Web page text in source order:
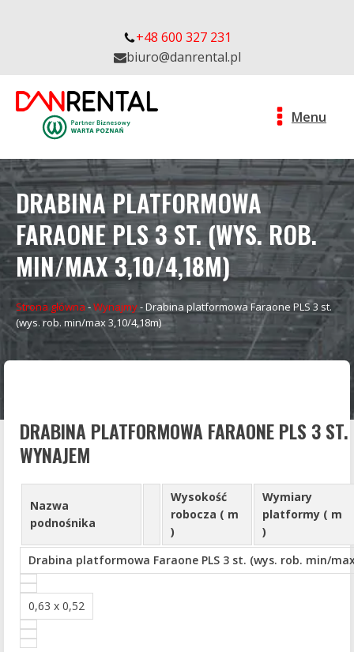
+48 600 327 231
biuro@danrental.pl
Menu
DRABINA PLATFORMOWA
FARAONE PLS 3 ST. (WYS. ROB.
MIN/MAX 3,10/4,18M)
Strona główna-Wynajmy-Drabina platformowa Faraone PLS 3 st.
(wys. rob. min/max 3,10/4,18m)
DRABINA PLATFORMOWA FARAONE PLS 3
WYNAJEM
Nazwa
podnośnika
Wysokość
robocza ( m
)
Wymiary
platformy ( m
)
Drabina platformowa Faraone PLS 3 st. (wys. rob. min/
0,63 x 0,52